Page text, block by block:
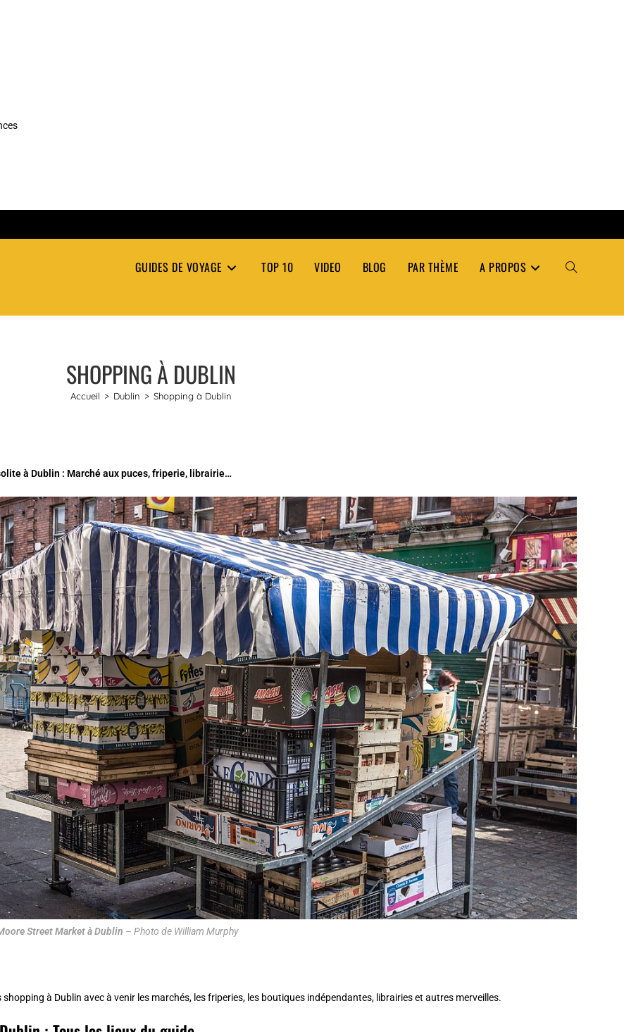
GUIDES DE VOYAGE TOP 10 VIDEO BLOG PAR THÈME A PROPOS TOGGLE
SHOPPING À DUBLIN
Accueil > Dublin > Shopping à Dublin
à Dublin : Marché aux puces, friperie, librairie…
Street Market à Dublin – Photo de William Murphy
shopping à Dublin avec à venir les marchés, les friperies, les boutiques indépendantes, librairies et autres merveilles.